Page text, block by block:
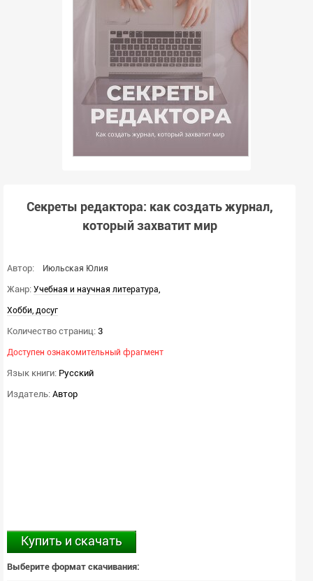
Секреты редактора: как создать журнал,
который захватит мир
Автор: Июльская Юлия
Жанр: Учебная и научная литература,
Хобби, досуг
Количество страниц: 3
Доступен ознакомительный фрагмент
Язык книги: Русский
Издатель: Автор
Купить и скачать
Выберите формат скачивания: